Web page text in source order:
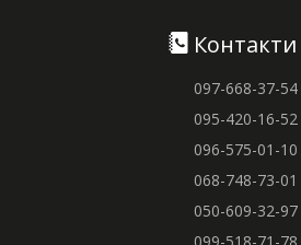
Контакти
097-668-37-54
095-420-16-52
096-575-01-10
068-748-73-01
050-609-32-97